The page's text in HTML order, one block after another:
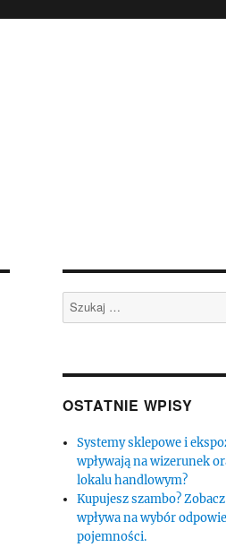
Szukaj:
OSTATNIE WPISY
Systemy sklepowe i
wpływają na wizerunek
lokalu handlowym?
Kupujesz szambo?
wpływa na wybór
pojemności.